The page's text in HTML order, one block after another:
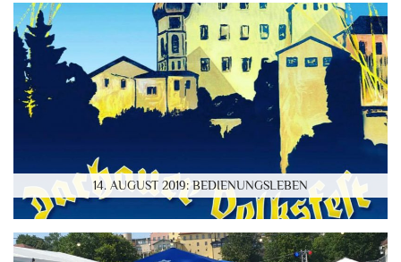
14. AUGUST 2019: BEDIENUNGSLEBEN